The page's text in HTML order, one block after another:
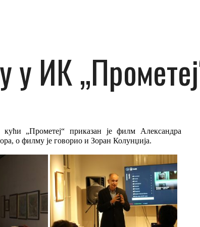
ИК
кући „Прометеј“приказан је филм Александра
о филму је говорио и Зоран Колунџија.